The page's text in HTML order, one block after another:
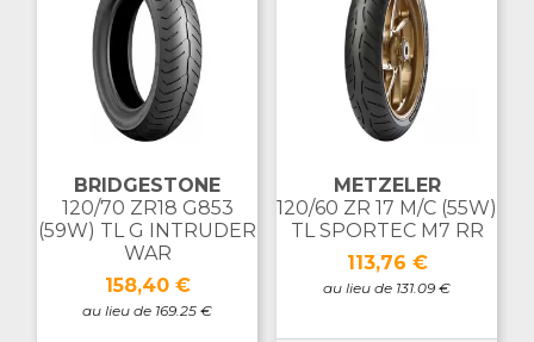
BRIDGESTONE
120/70 ZR18 G853
(59W) TL G INTRUDER
WAR
Prix
158,40 €
au lieu de 169.25 €
METZELER
120/60 ZR 17 M/C (55W)
TL SPORTEC M7 RR
Prix
113,76 €
au lieu de 131.09 €